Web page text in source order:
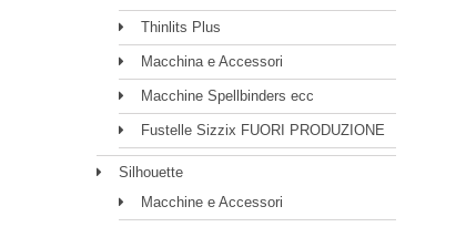
Thinlits Plus
Macchina e Accessori
Macchine Spellbinders ecc
Fustelle Sizzix FUORI PRODUZIONE
Silhouette
Macchine e Accessori